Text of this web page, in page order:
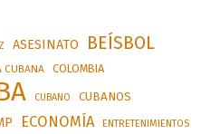
ASESINATO BEÍSBOL
CUBANA COLOMBIA
CUBANO CUBANOS
ECONOMÍA ENTRETENIMIENTOS